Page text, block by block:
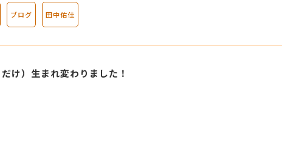
ブログ 田中佑佳
け）生まれ変わりました！